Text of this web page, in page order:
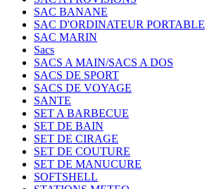
SAC BANANE
SAC D'ORDINATEUR PORTABLE
SAC MARIN
Sacs
SACS A MAIN/SACS A DOS
SACS DE SPORT
SACS DE VOYAGE
SANTE
SET A BARBECUE
SET DE BAIN
SET DE CIRAGE
SET DE COUTURE
SET DE MANUCURE
SOFTSHELL